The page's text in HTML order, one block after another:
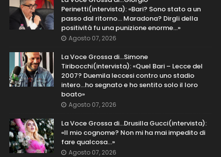
Perinetti(intervista): «Bari? Sono stato a un
passo dal ritorno... Maradona? Dirgli della
positività fu una punizione enorme…»
Agosto 07, 2026
La Voce Grossa di…Simone
Tiribocchi(intervista): «Quel Bari – Lecce del
2007? Duemila leccesi contro uno stadio
intero...ho segnato e ho sentito solo il loro
boato»
Agosto 07, 2026
La Voce Grossa di…Drusilla Gucci(intervista):
«Il mio cognome? Non mi ha mai impedito di
fare qualcosa…»
Agosto 07, 2026